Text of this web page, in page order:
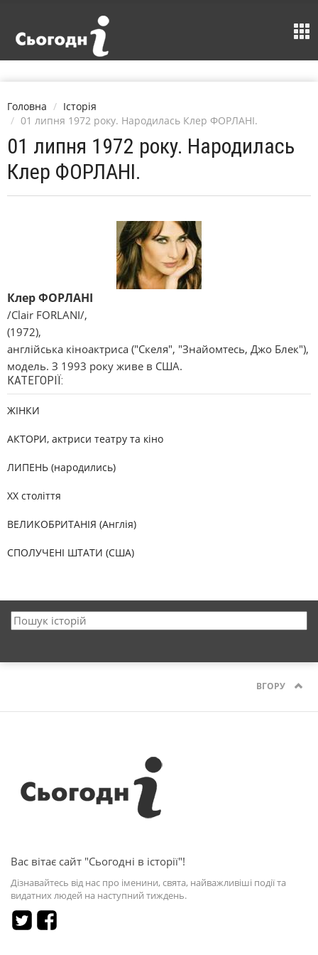
Головна
Історія
01 липня 1972 року. Народилась Клер ФОРЛАНІ.
01 липня 1972 року. Народилась
Клер ФОРЛАНІ.
Клер ФОРЛАНІ
/Claіr FORLANІ/,
(1972),
англійська кіноактриса ("Скеля", "Знайомтесь, Джо Блек"),
модель. З 1993 року живе в США.
КАТЕГОРІЇ:
ЖІНКИ
АКТОРИ, актриси театру та кіно
ЛИПЕНЬ (народились)
XX століття
ВЕЛИКОБРИТАНІЯ (Англія)
СПОЛУЧЕНІ ШТАТИ (США)
ВГОРУ
Вас вітає сайт "Сьогодні в історії"!
Дізнавайтесь від нас про іменини, свята, найважливіші події та
видатних людей на наступний тиждень.